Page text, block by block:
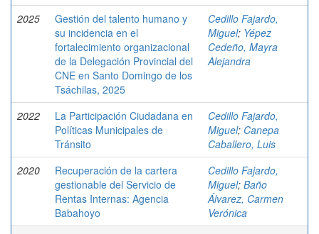
2025
Gestión del talento humano y
su incidencia en el
fortalecimiento organizacional
de la Delegación Provincial del
CNE en Santo Domingo de los
Tsáchilas, 2025
Cedillo Fajardo,
Miguel; Yépez
Cedeño, Mayra
Alejandra
2022
La Participación Ciudadana en
Políticas Municipales de
Tránsito
Cedillo Fajardo,
Miguel; Canepa
Caballero, Luis
2020
Recuperación de la cartera
gestionable del Servicio de
Rentas Internas: Agencia
Babahoyo
Cedillo Fajardo,
Miguel; Baño
Álvarez, Carmen
Verónica